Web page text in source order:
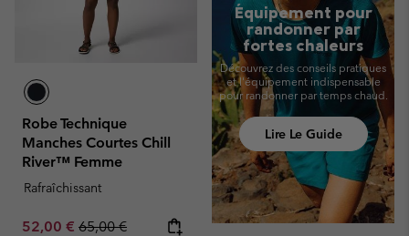
Robe Technique
Manches Courtes Chill
River™ Femme
Rafraîchissant
Sale price:
52,00 € Regular price:
65,00 €
Équipement pour
randonner par
fortes chaleurs
Découvrez des conseils pratiques
et l'équipement indispensable
pour randonner par temps chaud.
Lire Le Guide